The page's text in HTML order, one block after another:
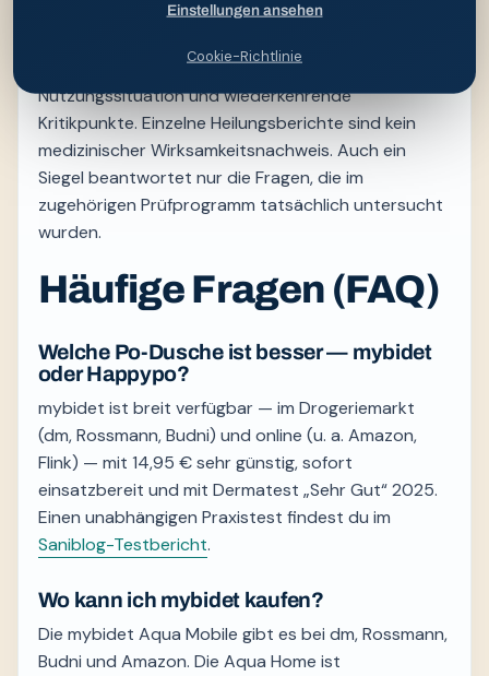
Einstellungen ansehen
Cookie-Richtlinie
Datum, verifizierten Kauf, konkrete
Nutzungssituation und wiederkehrende
Kritikpunkte. Einzelne Heilungsberichte sind kein
medizinischer Wirksamkeitsnachweis. Auch ein
Siegel beantwortet nur die Fragen, die im
zugehörigen Prüfprogramm tatsächlich untersucht
wurden.
Häufige Fragen (FAQ)
Welche Po-Dusche ist besser — mybidet
oder Happypo?
mybidet ist breit verfügbar — im Drogeriemarkt
(dm, Rossmann, Budni) und online (u. a. Amazon,
Flink) — mit 14,95 € sehr günstig, sofort
einsatzbereit und mit Dermatest „Sehr Gut“ 2025.
Einen unabhängigen Praxistest findest du im
Saniblog-Testbericht.
Wo kann ich mybidet kaufen?
Die mybidet Aqua Mobile gibt es bei dm, Rossmann,
Budni und Amazon. Die Aqua Home ist